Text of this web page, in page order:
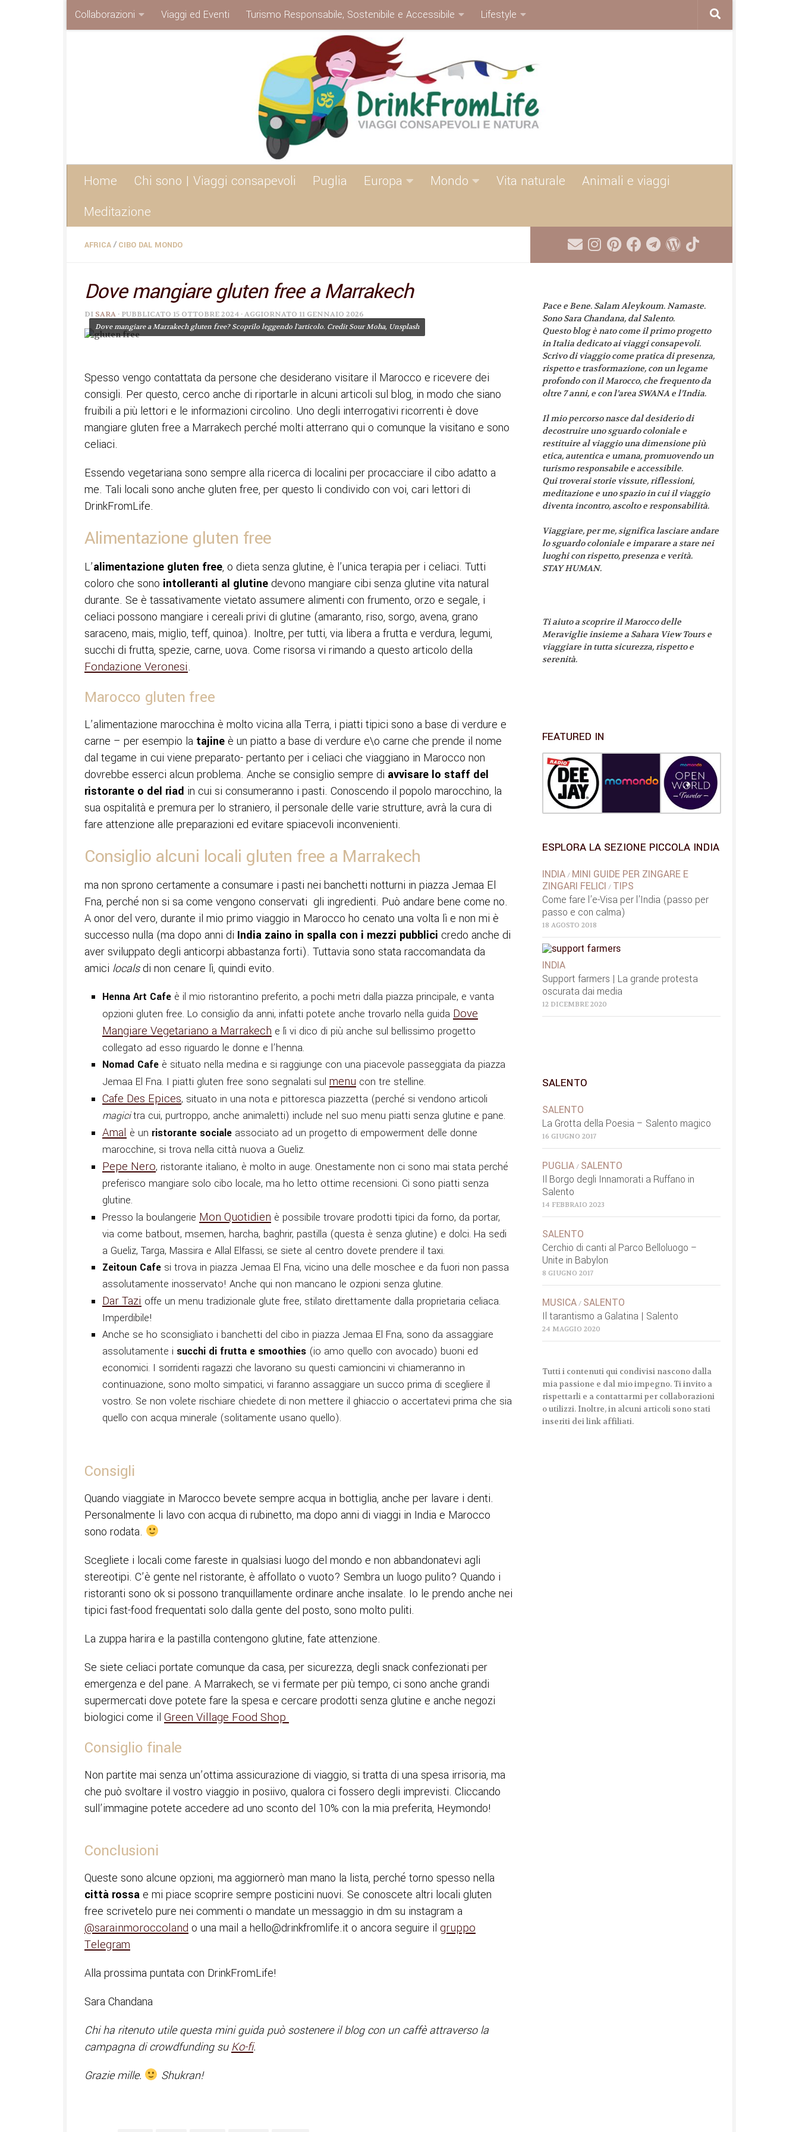
Sotto il contenuto
Collaborazioni Viaggi ed Eventi Turismo Responsabile, Sostenibile e Accessibile Lifestyle
Home Chi sono | Viaggi consapevoli Puglia Europa Mondo Vita naturale
Animali e viaggi
Meditazione
AFRICA/ CIBO DAL MONDO
Dove mangiare gluten free a Marrakech
DI SARA · PUBBLICATO 15 OTTOBRE 2024 · AGGIORNATO 11 GENNAIO 2026
Dove mangiare a Marrakech gluten free? Scoprilo leggendo l'articolo. Credit Sour Moha, Unsplash
Spesso vengo contattata da persone che desiderano visitare il Marocco e ricevere dei
consigli. Per questo, cerco anche di riportarle in alcuni articoli sul blog, in modo che siano
fruibili a più lettori e le informazioni circolino. Uno degli interrogativi ricorrenti è dove
mangiare gluten free a Marrakech perché molti atterrano qui o comunque la visitano e sono
celiaci.
Essendo vegetariana sono sempre alla ricerca di localini per procacciare il cibo adatto a
me. Tali locali sono anche gluten free, per questo li condivido con voi, cari lettori di
DrinkFromLife.
Alimentazione gluten free
L’alimentazione gluten free, o dieta senza glutine, è l’unica terapia per i celiaci. Tutti
coloro che sono intolleranti al glutine devono mangiare cibi senza glutine vita natural
durante. Se è tassativamente vietato assumere alimenti con frumento, orzo e segale, i
celiaci possono mangiare i cereali privi di glutine (amaranto, riso, sorgo, avena, grano
saraceno, mais, miglio, teff, quinoa). Inoltre, per tutti, via libera a frutta e verdura, legumi,
succhi di frutta, spezie, carne, uova. Come risorsa vi rimando a questo articolo della
Fondazione Veronesi.
Marocco gluten free
L’alimentazione marocchina è molto vicina alla Terra, i piatti tipici sono a base di verdure e
carne – per esempio la tajine è un piatto a base di verdure e\o carne che prende il nome
dal tegame in cui viene preparato- pertanto per i celiaci che viaggiano in Marocco non
dovrebbe esserci alcun problema. Anche se consiglio sempre di avvisare lo staff del
ristorante o del riad in cui si consumeranno i pasti. Conoscendo il popolo marocchino, la
sua ospitalità e premura per lo straniero, il personale delle varie strutture, avrà la cura di
fare attenzione alle preparazioni ed evitare spiacevoli inconvenienti.
Consiglio alcuni locali gluten free a Marrakech
ma non sprono certamente a consumare i pasti nei banchetti notturni in piazza Jemaa El
Fna, perché non si sa come vengono conservati gli ingredienti. Può andare bene come no.
A onor del vero, durante il mio primo viaggio in Marocco ho cenato una volta lì e non mi è
successo nulla (ma dopo anni di India zaino in spalla con i mezzi pubblici credo anche di
aver sviluppato degli anticorpi abbastanza forti). Tuttavia sono stata raccomandata da
amici localsdi non cenare lì, quindi evito.
Henna Art Cafe è il mio ristorantino preferito, a pochi metri dalla piazza principale, e vanta
opzioni gluten free. Lo consiglio da anni, infatti potete anche trovarlo nella guida Dove
Mangiare Vegetariano a Marrakech e lì vi dico di più anche sul bellissimo progetto
collegato ad esso riguardo le donne e l’henna.
Nomad Cafe è situato nella medina e si raggiunge con una piacevole passeggiata da piazza
Jemaa El Fna. I piatti gluten free sono segnalati sul menu con tre stelline.
Cafe Des Epices, situato in una nota e pittoresca piazzetta (perché si vendono articoli
magicitra cui, purtroppo, anche animaletti) include nel suo menu piatti senza glutine e pane.
Amal è un ristorante sociale associato ad un progetto di empowerment delle donne
marocchine, si trova nella città nuova a Gueliz.
Pepe Nero, ristorante italiano, è molto in auge. Onestamente non ci sono mai stata perché
preferisco mangiare solo cibo locale, ma ho letto ottime recensioni. Ci sono piatti senza
glutine.
Presso la boulangerie Mon Quotidien è possibile trovare prodotti tipici da forno, da portar,
via come batbout, msemen, harcha, baghrir, pastilla (questa è senza glutine) e dolci. Ha sedi
a Gueliz, Targa, Massira e Allal Elfassi, se siete al centro dovete prendere il taxi.
Zeitoun Cafe si trova in piazza Jemaa El Fna, vicino una delle moschee e da fuori non passa
assolutamente inosservato! Anche qui non mancano le ozpioni senza glutine.
Dar Tazi offe un menu tradizionale glute free, stilato direttamente dalla proprietaria celiaca.
Imperdibile!
Anche se ho sconsigliato i banchetti del cibo in piazza Jemaa El Fna, sono da assaggiare
assolutamente i succhi di frutta e smoothies (io amo quello con avocado) buoni ed
economici. I sorridenti ragazzi che lavorano su questi camioncini vi chiameranno in
continuazione, sono molto simpatici, vi faranno assaggiare un succo prima di scegliere il
vostro. Se non volete rischiare chiedete di non mettere il ghiaccio o accertatevi prima che sia
quello con acqua minerale (solitamente usano quello).
Consigli
Quando viaggiate in Marocco bevete sempre acqua in bottiglia, anche per lavare i denti.
Personalmente li lavo con acqua di rubinetto, ma dopo anni di viaggi in India e Marocco
sono rodata.
Scegliete i locali come fareste in qualsiasi luogo del mondo e non abbandonatevi agli
stereotipi. C’è gente nel ristorante, è affollato o vuoto? Sembra un luogo pulito? Quando i
ristoranti sono ok si possono tranquillamente ordinare anche insalate. Io le prendo anche nei
tipici fast-food frequentati solo dalla gente del posto, sono molto puliti.
La zuppa harira e la pastilla contengono glutine, fate attenzione.
Se siete celiaci portate comunque da casa, per sicurezza, degli snack confezionati per
emergenza e del pane. A Marrakech, se vi fermate per più tempo, ci sono anche grandi
supermercati dove potete fare la spesa e cercare prodotti senza glutine e anche negozi
biologici come il Green Village Food Shop
Consiglio finale
Non partite mai senza un’ottima assicurazione di viaggio, si tratta di una spesa irrisoria, ma
che può svoltare il vostro viaggio in posiivo, qualora ci fossero degli imprevisti. Cliccando
sull’immagine potete accedere ad uno sconto del 10% con la mia preferita, Heymondo!
Conclusioni
Queste sono alcune opzioni, ma aggiornerò man mano la lista, perché torno spesso nella
città rossa e mi piace scoprire sempre posticini nuovi. Se conoscete altri locali gluten
free scrivetelo pure nei commenti o mandate un messaggio in dm su instagram a
@sarainmoroccoland o una mail a hello@drinkfromlife.it o ancora seguire il gruppo
Telegram
Alla prossima puntata con DrinkFromLife!
Sara Chandana
Chi ha ritenuto utile questa mini guida può sostenere il blog con un caffè attraverso la
campagna di crowdfunding suKo-fi.
Grazie mille.
Shukran!
Pace e Bene. Salam Aleykoum. Namaste.
Sono Sara Chandana, dal Salento.
Questo blog è nato come il primo progetto
in Italia dedicato ai viaggi consapevoli.
Scrivo di viaggio come pratica di presenza,
rispetto e trasformazione, con un legame
profondo con il Marocco, che frequento da
oltre 7 anni, e con l’area SWANA e l’India.
Il mio percorso nasce dal desiderio di
decostruire uno sguardo coloniale e
restituire al viaggio una dimensione più
etica, autentica e umana, promuovendo un
turismo responsabile e accessibile.
Qui troverai storie vissute, riflessioni,
meditazione e uno spazio in cui il viaggio
diventa incontro, ascolto e responsabilità.
Viaggiare, per me, significa lasciare andare
lo sguardo coloniale e imparare a stare nei
luoghi con rispetto, presenza e verità.
STAY HUMAN.
Ti aiuto a scoprire il Marocco delle
Meraviglie insieme a Sahara View Tours e
viaggiare in tutta sicurezza, rispetto e
serenità.
FEATURED IN
ESPLORA LA SEZIONE PICCOLA INDIA
INDIA / MINI GUIDE PER ZINGARE E
ZINGARI FELICI / TIPS
Come fare l’e-Visa per l’India (passo per
passo e con calma)
18 AGOSTO 2018
INDIA
Support farmers | La grande protesta
oscurata dai media
12 DICEMBRE 2020
SALENTO
SALENTO
La Grotta della Poesia – Salento magico
16 GIUGNO 2017
PUGLIA / SALENTO
Il Borgo degli Innamorati a Ruffano in
Salento
14 FEBBRAIO 2023
SALENTO
Cerchio di canti al Parco Belloluogo –
Unite in Babylon
8 GIUGNO 2017
MUSICA / SALENTO
Il tarantismo a Galatina | Salento
24 MAGGIO 2020
Tutti i contenuti qui condivisi nascono dalla
mia passione e dal mio impegno. Ti invito a
rispettarli e a contattarmi per collaborazioni
o utilizzi. Inoltre, in alcuni articoli sono stati
inseriti dei link affiliati.